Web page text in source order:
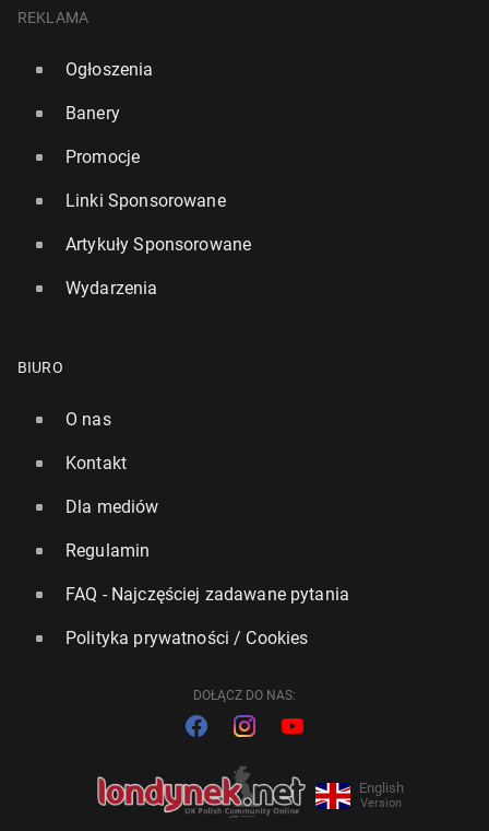
REKLAMA
Ogłoszenia
Banery
Promocje
Linki Sponsorowane
Artykuły Sponsorowane
Wydarzenia
BIURO
O nas
Kontakt
Dla mediów
Regulamin
FAQ - Najczęściej zadawane pytania
Polityka prywatności / Cookies
DOŁĄCZ DO NAS:
English
Version